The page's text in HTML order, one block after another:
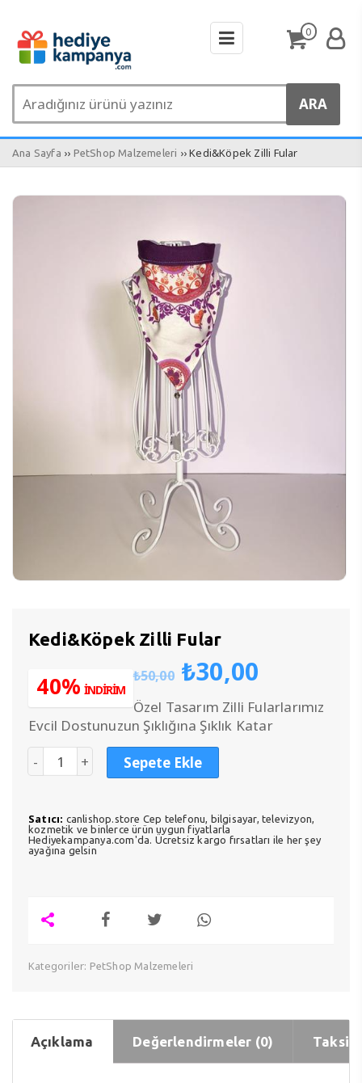
0
Ana Sayfa ›› PetShop Malzemeleri ›› Kedi&Köpek Zilli Fular
Kedi&Köpek Zilli Fular
₺50,00 Orijinal
fiyat:
₺50,00.
₺30,00
fiyat:
₺30,00.
40% İNDİRİM
Özel Tasarım Zilli Fularlarımız
Evcil Dostunuzun Şıklığına Şıklık Katar
Sepete Ekle
Satıcı: canlishop.store Cep telefonu, bilgisayar, televizyon,
kozmetik ve binlerce ürün uygun fiyatlarla
Hediyekampanya.com'da. Ücretsiz kargo fırsatları ile her şey
ayağına gelsin
Kategoriler: PetShop Malzemeleri
Açıklama Değerlendirmeler (0) Taksit